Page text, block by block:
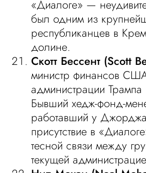
«Диалоге» —
был одним из
республиканцев в
долине.
Скотт Бессент (Scott
министр финансов
администрации
Бывший хедж-фонд-
работавший у
присутствие в
тесной связи между
текущей